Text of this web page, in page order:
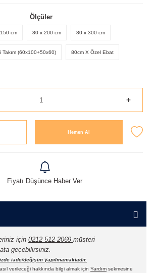
Ölçüler
cm 80 x 200 cm 80 x 300 cm
Takım (60x100+50x60) 80cm X Özel Ebat
Hemen Al
Fiyatı Düşünce Haber Ver
için 0212 512 2069 müşteri
geçebilirsiniz.
iade/değişim yapılmamaktadır.
verileceği hakkında bilgi almak için Yardım sekmesine